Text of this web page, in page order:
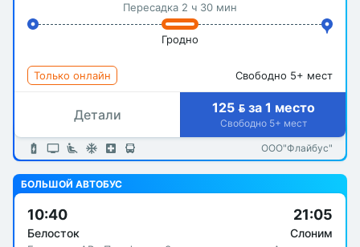
Пересадка 2 ч 30 мин
Гродно
Только онлайн Свободно 5+ мест
Детали 125  за 1 место
Свободно 5+ мест
ООО"Флайбус"
БОЛЬШОЙ АВТОБУС
10:40
Белосток
21:05
Слоним